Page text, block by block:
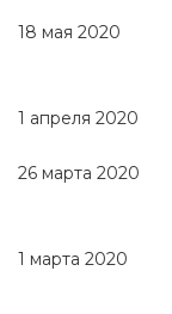
18 мая 2020
1 апреля 2020
26 марта 2020
1 марта 2020